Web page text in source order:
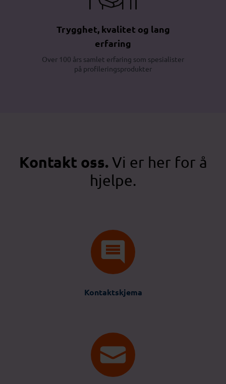
Trygghet, kvalitet og lang
erfaring
Over 100 års samlet erfaring som spesialister
på profileringsprodukter
Kontakt oss.Vi er her for å
hjelpe.
Kontaktskjema